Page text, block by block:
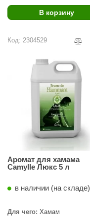
В корзину
Код: 2304529
Аромат для хамама
Camylle Люкс 5 л
в наличии (на складе)
Для чего: Хамам